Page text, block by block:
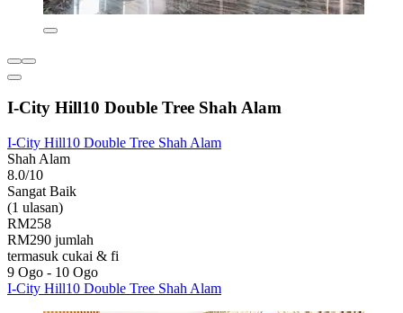
I-City Hill10 Double Tree Shah Alam
I-City Hill10 Double Tree Shah Alam
Shah Alam
8.0/10
Sangat Baik
(1 ulasan)
RM258
RM290 jumlah
termasuk cukai & fi
9 Ogo - 10 Ogo
I-City Hill10 Double Tree Shah Alam